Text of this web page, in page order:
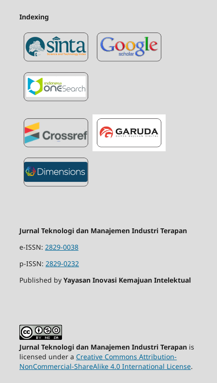
Indexing
Jurnal Teknologi dan Manajemen Industri Terapan
e-ISSN: 2829-0038
p-ISSN: 2829-0232
Published by Yayasan Inovasi Kemajuan Intelektual
Jurnal Teknologi dan Manajemen Industri Terapanis
licensed under a Creative Commons Attribution-
NonCommercial-ShareAlike 4.0 International License.